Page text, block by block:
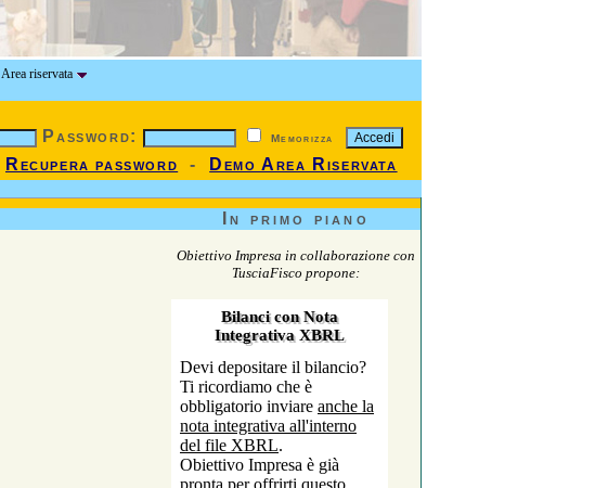
Area riservata
Password: Memorizza
Recupera password - Demo Area Riservata
In primo piano
Obiettivo Impresa in collaborazione con
TusciaFisco propone: